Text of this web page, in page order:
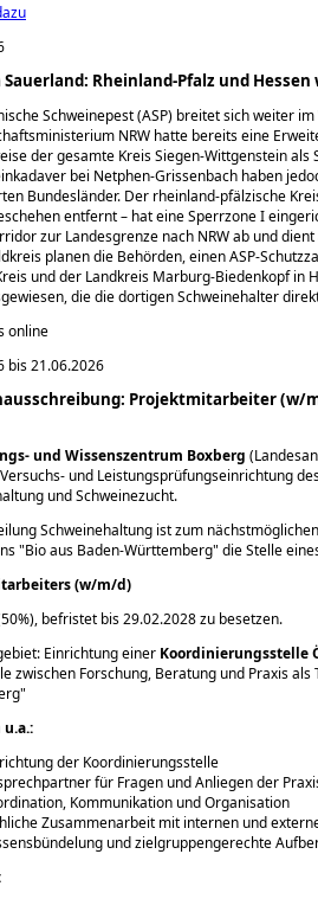
Sauerland: Rheinland-Pfalz und
Schweinepest (ASP) breitet sich weiter
NRW hatte bereits eine
der gesamte Kreis Siegen-Wittgenstein als
bei Netphen-Grissenbach haben
Bundesländer. Der rheinland-pfälzische
entfernt – hat eine Sperrzone I
zur Landesgrenze nach NRW ab und
planen die Behörden, einen ASP-
und der Landkreis Marburg-Biedenkopf in
die die dortigen Schweinehalter
online
bis 21.06.2026
Projektmitarbeiter (w/
und Wissenszentrum Boxberg
und Leistungsprüfungseinrichtung
und Schweinezucht.
Schweinehaltung ist zum
Bio aus Baden-Württemberg die Stelle
(w/m/d)
befristet bis 29.02.2028 zu besetzen.
Einrichtung einer Koordinierungsstelle
zwischen Forschung, Beratung und Praxis als
der Koordinierungsstelle
für Fragen und Anliegen der
Kommunikation und Organisation
Zusammenarbeit mit internen und
und zielgruppengerechte